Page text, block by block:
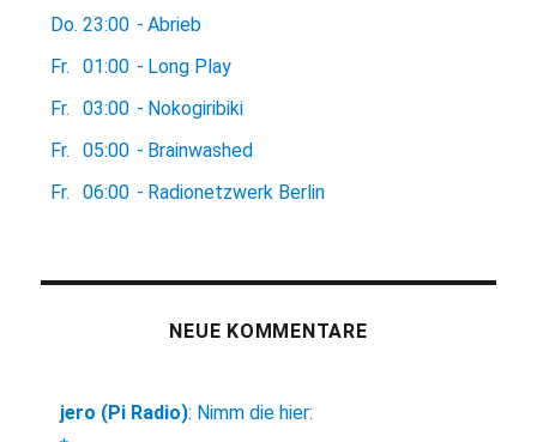
Do. 23:00 - Abrieb
Fr.
01:00 - Long Play
Fr.
03:00 - Nokogiribiki
Fr.
05:00 - Brainwashed
Fr.
06:00 - Radionetzwerk Berlin
NEUE KOMMENTARE
jero (Pi Radio): Nimm die hier: